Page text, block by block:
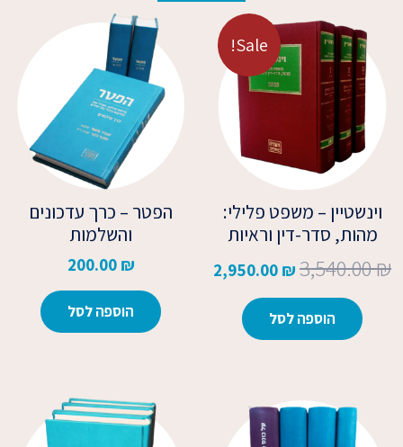
Sale!
וינשטיין – משפט פלילי:
מהות, סדר-דין וראיות
3,540.00₪
המחיר
המקורי
היה:
3,540.00 ₪.
2,950.00 ₪
2,950.00 ₪.
הוספה לסל
הפטר – כרך עדכונים
והשלמות
200.00 ₪
הוספה לסל